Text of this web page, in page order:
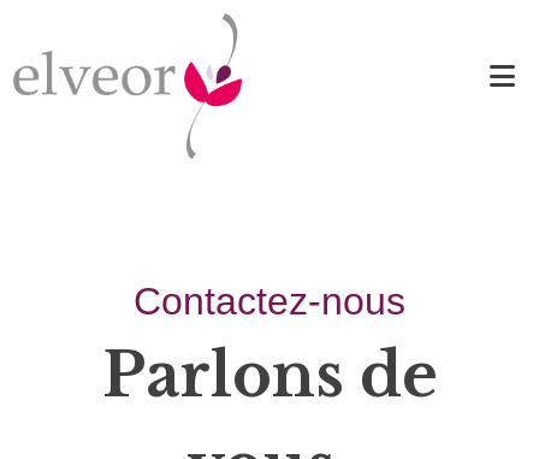
Contactez-nous
Parlons de